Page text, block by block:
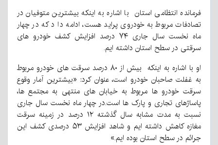
فرمانده انتظامی استان با اشاره به اینکه بیشترین متوفیان در
تصادفات مربوط به خودروی پراید هست، ادامه دا د که در چهار
ماه نخست سال جاری ۷۴ درصد افزایش کشف خودرو های
سرقتی در سطح استان داشته ایم.
او با اشاره به اینکه بیش از ۸۰ درصد سرقت های خودرو مربوط
به غفلت صاحبان خودرو است، عنوان کرد: «بیشترین آمار وقوع
سرقت خودرو ها مربوط به خیابان های منتهی به مجتمع ها،
پاساژهای تجاری و پارک ها است.در چهار ماه نخست سال جاری
نسبت به مدت مشابه سال گذشته ۱۲ درصد در زمینه سرقت
مغازه کاهش داشته ایم و شاهد افزایش ۵۳ درصدی کشف این
جرائم در سطح استان بوده ایم.»